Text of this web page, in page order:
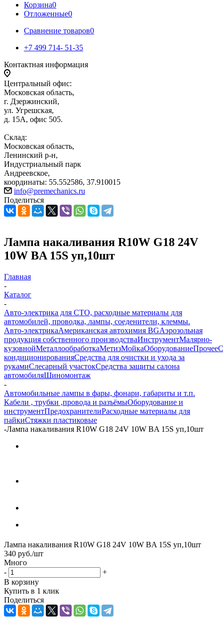
Корзина0
Отложенные0
Сравнение товаров0
+7 499 714- 51-35
Контактная информация
Центральный офис:
Московская область,
г. Дзержинский,
ул. Угрешская,
д. 15А, офис 505.
Склад:
Московская область,
Ленинский р-н,
Индустриальный парк
Андреевское,
координаты: 55.552586, 37.910015
info@premechanics.ru
Поделиться
Лампа накаливания R10W G18 24V
10W BA 15S уп,10шт
Главная
-
Каталог
-
Авто-электрика для СТО, расходные материалы для
автомобилей, проводка, лампы, соеденители, клеммы.
Авто-электрикаАмериканская автохимия BGАэрозольная
продукция собственного производстваИнструментМалярно-
кузовнойМеталлообработкаМетизМойкаОборудованиеПрочее
кондиционированияСредства для очистки и ухода за
рукамиСлесарный участокСредства защиты салона
автомобиляШиномонтаж
-
Автомобильные лампы в фары, фонари, габариты и т.п.
Кабели , трубки ,провода и разъёмыОборудование и
инструментПредохранителиРасходные материалы для
пайкиСтяжки пластиковые
-Лампа накаливания R10W G18 24V 10W BA 15S уп,10шт
Лампа накаливания R10W G18 24V 10W BA 15S уп,10шт
340 руб./шт
Много
-
+
В корзину
Купить в 1 клик
Поделиться